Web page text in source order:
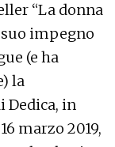
“La donna
impegno
(e ha
la
Dedica, in
marzo 2019,